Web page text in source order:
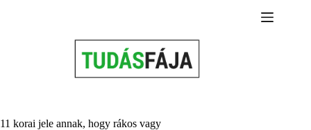
11 korai jele annak, hogy rákos vagy